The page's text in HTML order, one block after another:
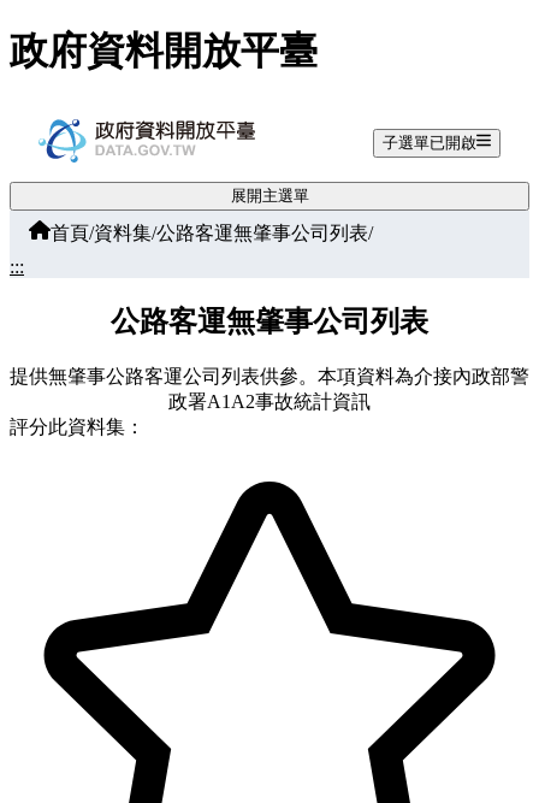
跳至主要內容
政府資料開放平臺
子選單已開啟
展開主選單
首頁/資料集/公路客運無肇事公司列表/
:::
公路客運無肇事公司列表
提供無肇事公路客運公司列表供參。本項資料為介接內政部警
政署A1A2事故統計資訊
評分此資料集：